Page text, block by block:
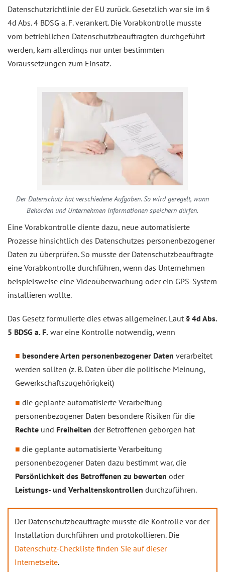
Datenschutzrichtlinie der EU zurück. Gesetzlich war sie im §
4d Abs. 4 BDSG a. F. verankert. Die Vorabkontrolle musste
vom betrieblichen Datenschutzbeauftragten durchgeführt
werden, kam allerdings nur unter bestimmten
Voraussetzungen zum Einsatz.
Der Datenschutz hat verschiedene Aufgaben. So wird geregelt, wann
Behörden und Unternehmen Informationen speichern dürfen.
Eine Vorabkontrolle diente dazu, neue automatisierte
Prozesse hinsichtlich des Datenschutzes personenbezogener
Daten zu überprüfen. So musste der Datenschutzbeauftragte
eine Vorabkontrolle durchführen, wenn das Unternehmen
beispielsweise eine Videoüberwachung oder ein GPS-System
installieren wollte.
Das Gesetz formulierte dies etwas allgemeiner. Laut § 4d Abs.
5 BDSG a. F. war eine Kontrolle notwendig, wenn
besondere Arten personenbezogener Daten verarbeitet
werden sollten (z. B. Daten über die politische Meinung,
Gewerkschaftszugehörigkeit)
die geplante automatisierte Verarbeitung
personenbezogener Daten besondere Risiken für die
Rechte und Freiheiten der Betroffenen geborgen hat
die geplante automatisierte Verarbeitung
personenbezogener Daten dazu bestimmt war, die
Persönlichkeit des Betroffenen zu bewerten oder
Leistungs- und Verhaltenskontrollen durchzuführen.
Der Datenschutzbeauftragte musste die Kontrolle vor der
Installation durchführen und protokollieren. Die
Datenschutz-Checkliste finden Sie auf dieser
Internetseite.